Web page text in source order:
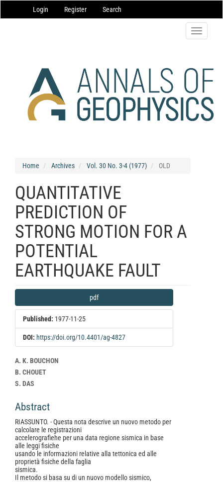
Navigation
Main
Login Register Search
Toggle
Home Archives Vol. 30 No. 3-4 (1977) OLD
QUANTITATIVE
PREDICTION OF
STRONG MOTION FOR A
POTENTIAL
EARTHQUAKE FAULT
Article
Sidebar
pdf
Published: 1977-11-25
DOI: https://doi.org/10.4401/ag-4827
Main
Article
Content
A. K. BOUCHON
B. CHOUET
S. DAS
Abstract
RIASSUNTO. - Questa nota descrive un nuovo metodo per
calcolare le registrazioni
accelerografìehe per una data regione sismica in base
alle leggi fisiche
usando le informazioni relative alla tettonica ed alle
proprietà fisiche della faglia
sismica.
Il metodo si basa su di un nuovo modello sismico,